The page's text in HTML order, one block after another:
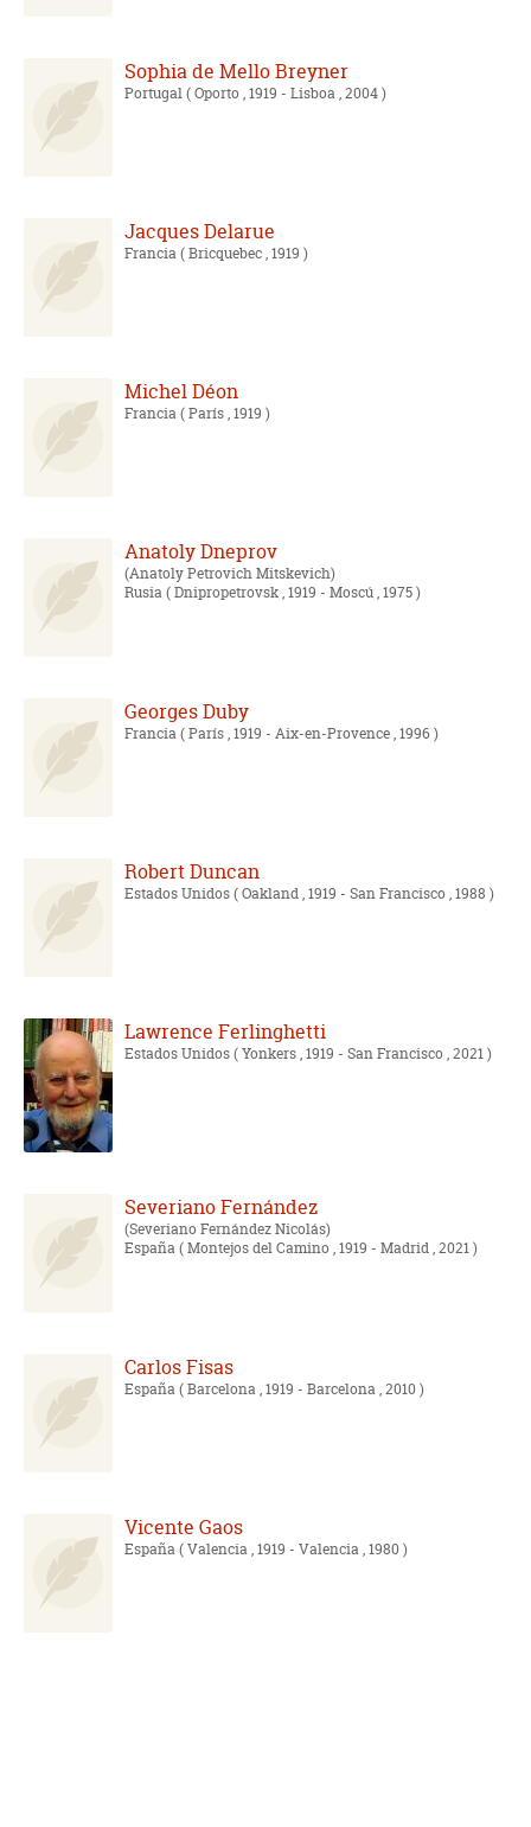
Sophia de Mello Breyner
Portugal( Oporto , 1919 - Lisboa , 2004 )
Jacques Delarue
Francia( Bricquebec , 1919 )
Michel Déon
Francia( París , 1919 )
Anatoly Dneprov
Anatoly Petrovich Mitskevich
Rusia( Dnipropetrovsk , 1919 - Moscú , 1975 )
Georges Duby
Francia( París , 1919 - Aix-en-Provence , 1996 )
Robert Duncan
Estados Unidos( Oakland , 1919 - San Francisco , 1988 )
Lawrence Ferlinghetti
Estados Unidos( Yonkers , 1919 - San Francisco , 2021 )
Severiano Fernández
Severiano Fernández Nicolás
España( Montejos del Camino , 1919 - Madrid , 2021 )
Carlos Fisas
España( Barcelona , 1919 - Barcelona , 2010 )
Vicente Gaos
España( Valencia , 1919 - Valencia , 1980 )